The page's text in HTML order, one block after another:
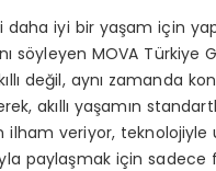
daha iyi bir yaşam için
söyleyen MOVA
değil, aynı zamanda
akıllı yaşamın
ilham veriyor, teknolojiyle
paylaşmak için sadece